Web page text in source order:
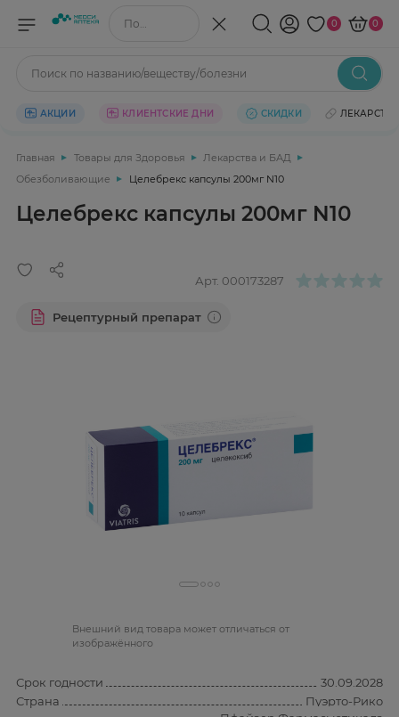
Поиск по названию/веществу 0 0
Поиск по названию/веществу/болезни
АКЦИИ КЛИЕНТСКИЕ ДНИ СКИДКИ ЛЕКАРСТВА
Главная Товары для Здоровья
Лекарства и БАД
Обезболивающие
Целебрекс капсулы 200мг N10
Целебрекс капсулы 200мг N10
Арт. 000173287
Рецептурный препарат
Bнешний вид товара может отличаться от
изображённого
Срок годности
30.09.2028
Страна
Пуэрто-Рико